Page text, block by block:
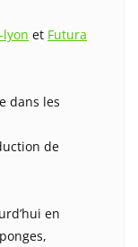
lyon et Futura
dans les
de
en